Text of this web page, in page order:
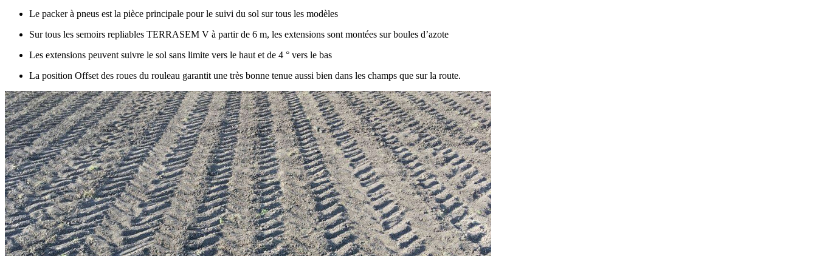
Le packer à pneus est la pièce principale pour le suivi du sol sur tous les modèles
Sur tous les semoirs repliables TERRASEM V à partir de 6 m, les extensions sont montées sur boules d’azote
Les extensions peuvent suivre le sol sans limite vers le haut et de 4 ° vers le bas
La position Offset des roues du rouleau garantit une très bonne tenue aussi bien dans les champs que sur la route.